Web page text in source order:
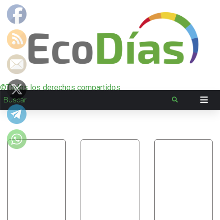
©Todos los derechos compartidos